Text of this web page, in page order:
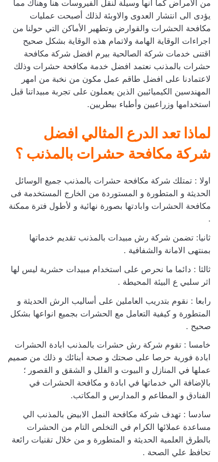
من الامراض كما انها وسيلة لنقل الفيروسات هنا وهناك مما
يؤدى الى انتشار العدوى والاوبئة لذلك أصبحت عمليات
مكافحة الحشرات والقوارض وتطهير الأماكن التي حولنا من
اجراءات الوقاية الهامة ولاتمام هذه الوقاية بشكل صحيح
اقتنى خدمات شركة الصالحية بيرم افضل شركة مكافحة
حشرات بالمذنب نعتمد افضل خدمة مكافحة حشرات وذلك
لاعتمادنا على افضل طاقم عمل مكون من نخبة من امهر
المهندسين الكيميائيين الذين يعملون على تجربة مبيداتنا قبل
استخدامها وزراعيين وأطباء بيطريين.
لماذا تعد الدرع المثالي افضل
شركة مكافحة حشرات بالمذنب ؟
اولا : تمتلك شركة مكافحة حشرات بالمذنب جميع الوسائل
الحديثة و المتطورة و المستوردة من الخارج المستخدمة فى
مكافحة الحشرات وابادتها بصورة نهائية و لأطول فترة ممكنة
.
ثانيا: تضمن شركة رش مبيدات بالمذنب تقديم خدماتها
بمنتهى الامانة والشفافية .
ثالثا : دائما ما نحرص على استخدام مبيدات حشرية ليس لها
اثر سلبي ع البيئة المحيطة .
رابعا : نقوم بتدريب العاملين على أساليب الرش الحديثة و
المتطورة و كيفية التعامل مع الحشرات بجميع انواعها بشكل
صحيح .
خامسا : تقوم شركة رش حشرات بالمذنب ابادة الحشرات
ابادة فورية حرصا على صحتك و صحة أبنائك و ذلك من صميم
عملها في المنازل و البيوت و الفلل و الشقق و القصور ؛
بالإضافة الي خدماتها في ابادة و مكافحة الحشرات في
الفنادق و المطاعم و المدارس و المكاتب.
سادسا : تهدف شركة مكافحة النمل الابيض بالمذنب الي
مساعدة عملائها الكرام في التخلص التام من الحشرات
بالطرق العلمية الحديثة و المتطورة و من خلال تقنيات رائعة
تحافظ علي الصحة .